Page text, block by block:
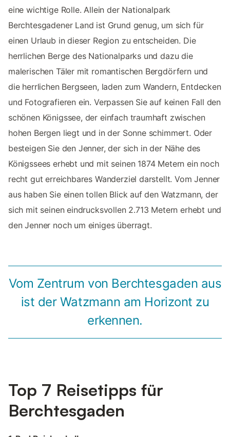
eine wichtige Rolle. Allein der Nationalpark
Berchtesgadener Land ist Grund genug, um sich für
einen Urlaub in dieser Region zu entscheiden. Die
herrlichen Berge des Nationalparks und dazu die
malerischen Täler mit romantischen Bergdörfern und
die herrlichen Bergseen, laden zum Wandern, Entdecken
und Fotografieren ein. Verpassen Sie auf keinen Fall den
schönen Königssee, der einfach traumhaft zwischen
hohen Bergen liegt und in der Sonne schimmert. Oder
besteigen Sie den Jenner, der sich in der Nähe des
Königssees erhebt und mit seinen 1874 Metern ein noch
recht gut erreichbares Wanderziel darstellt. Vom Jenner
aus haben Sie einen tollen Blick auf den Watzmann, der
sich mit seinen eindrucksvollen 2.713 Metern erhebt und
den Jenner noch um einiges überragt.
Vom Zentrum von Berchtesgaden aus
ist der Watzmann am Horizont zu
erkennen.
Top 7 Reisetipps für
Berchtesgaden